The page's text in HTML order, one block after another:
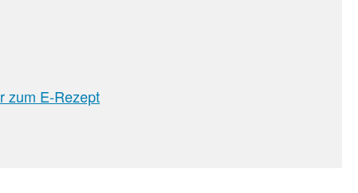
zum E-Rezept